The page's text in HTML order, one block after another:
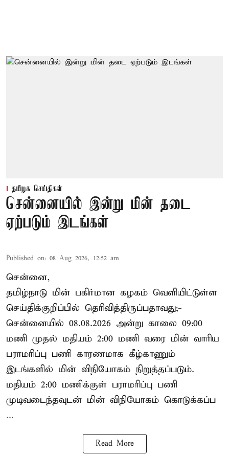
தமிழக செய்திகள்
சென்னையில் இன்று மின் தடை
ஏற்படும் இடங்கள்
Published on: 08 Aug 2026, 12:52 am
சென்னை,
தமிழ்நாடு மின் பகிர்மான கழகம் வெளியிட்டுள்ள
செய்திக்குறிப்பில் தெரிவித்திருப்பதாவது;-
சென்னையில் 08.08.2026 அன்று காலை 09:00
மணி முதல் மதியம் 2:00 மணி வரை மின் வாரிய
பராமரிப்பு பணி காரணமாக கீழ்காணும்
இடங்களில் மின் விநியோகம் நிறுத்தப்படும்.
மதியம் 2:00 மணிக்குள் பராமரிப்பு பணி
முடிவடைந்தவுடன் மின் விநியோகம் கொடுக்கப்ப
...
Read More